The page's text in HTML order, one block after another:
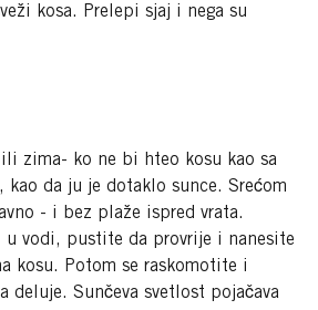
kosa. Prelepi sjaj i nega su
zima- ko ne bi hteo kosu kao sa
kao da ju je dotaklo sunce. Srećom
- i bez plaže ispred vrata.
u vodi, pustite da provrije i nanesite
kosu. Potom se raskomotite i
deluje. Sunčeva svetlost pojačava